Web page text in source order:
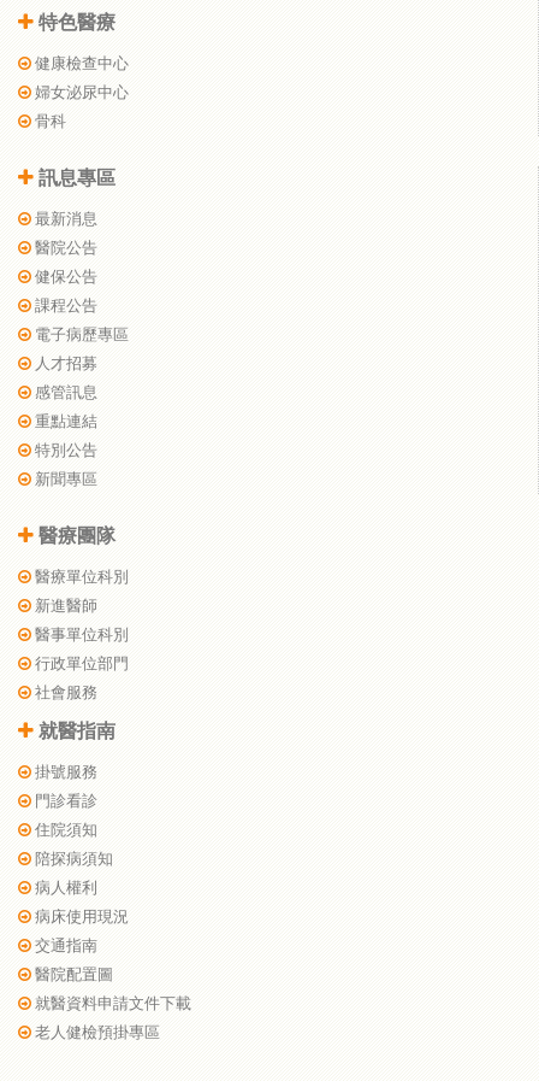
特色醫療
健康檢查中心
婦女泌尿中心
骨科
訊息專區
最新消息
醫院公告
健保公告
課程公告
電子病歷專區
人才招募
感管訊息
重點連結
特別公告
新聞專區
醫療團隊
醫療單位科別
新進醫師
醫事單位科別
行政單位部門
社會服務
就醫指南
掛號服務
門診看診
住院須知
陪探病須知
病人權利
病床使用現況
交通指南
醫院配置圖
就醫資料申請文件下載
老人健檢預掛專區